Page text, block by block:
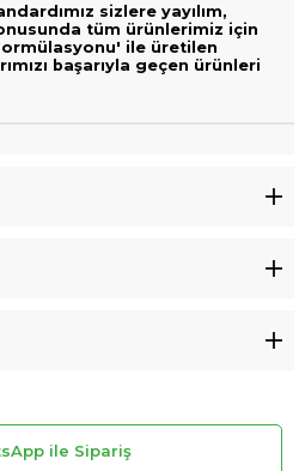
sizlere yayılım,
tüm ürünlerimiz için
ile üretilen
başarıyla geçen ürünleri
ile Sipariş